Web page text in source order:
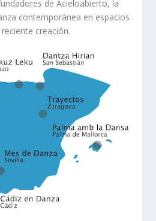
de Acieloabierto, la
contemporánea en espacios
creación.